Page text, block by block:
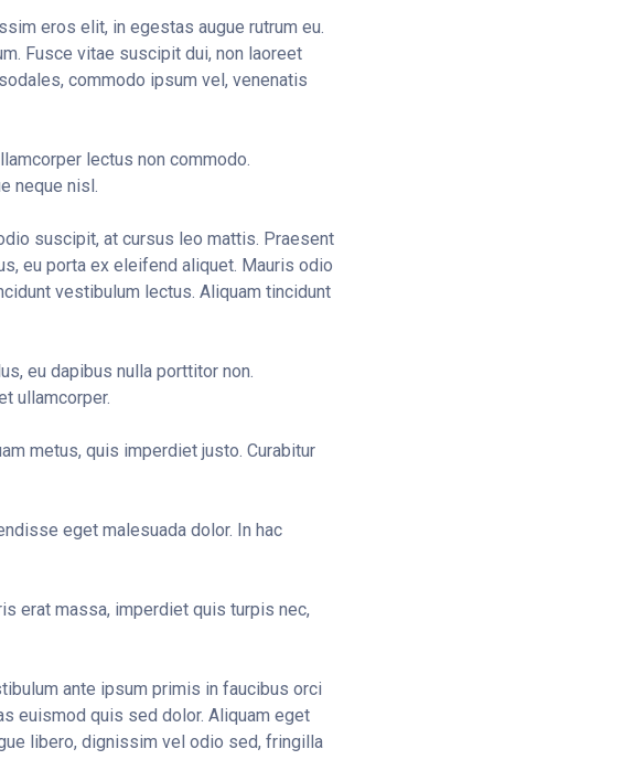
eros elit, in egestas augue rutrum eu.
Fusce vitae suscipit dui, non laoreet
commodo ipsum vel, venenatis
lectus non commodo.
neque nisl.
suscipit, at cursus leo mattis. Praesent
eu porta ex eleifend aliquet. Mauris odio
vestibulum lectus. Aliquam tincidunt
eu dapibus nulla porttitor non.
ullamcorper.
metus, quis imperdiet justo. Curabitur
eget malesuada dolor. In hac
erat massa, imperdiet quis turpis nec,
ante ipsum primis in faucibus orci
euismod quis sed dolor. Aliquam eget
libero, dignissim vel odio sed, fringilla